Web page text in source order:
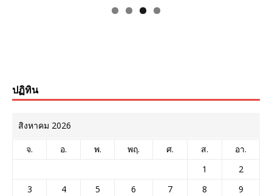
ปฏิทิน
สิงหาคม 2026
จ. อ. พ. พฤ. ศ. ส.
อา.
1
2
3
4 5 6 7 8
9